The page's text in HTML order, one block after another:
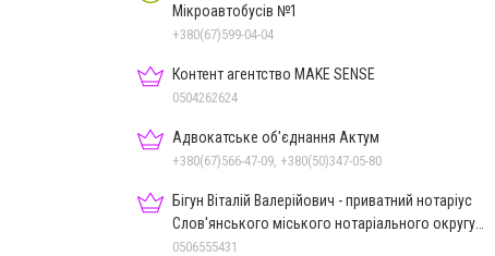
Мікроавтобусів №1
+380(67)599-04-04
Контент агентство MAKE SENSE
0504262624
Адвокатське об'єднання Актум
+380(67)566-47-09, +380(50)347-05-80
Бігун Віталій Валерійович - приватний нотаріус
Слов'янського міського нотаріального округу
Дон.обл.
0506555431